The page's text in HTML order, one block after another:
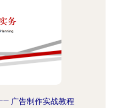
广告制作实战教程